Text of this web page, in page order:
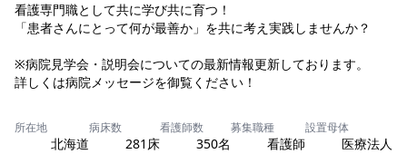
看護専門職として共に学び共に育つ！
「患者さんにとって何が最善か」を共に考え実践しませんか？
※病院見学会・説明会についての最新情報更新しております。
詳しくは病院メッセージを御覧ください！
所在地
北海道
病床数
281床
看護師数
350名
募集職種
看護師
設置母体
医療法人